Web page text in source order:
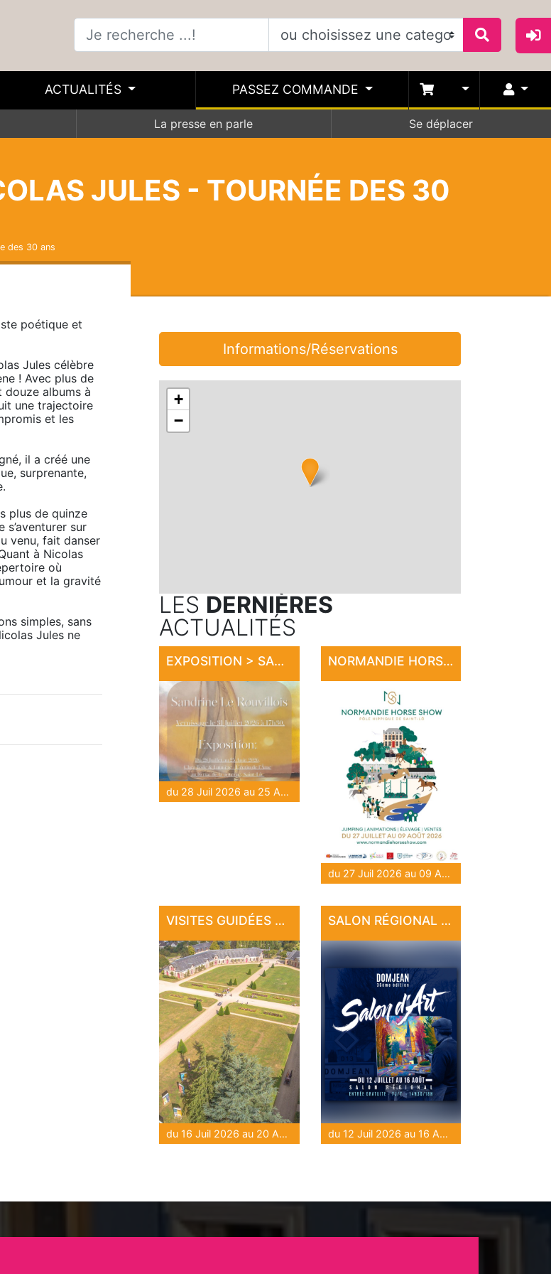
ACTUALITÉS PASSEZ COMMANDE
La presse en parle Se déplacer
JULES - TOURNÉE DES 30
des 30 ans
poétique et
Jules célèbre
! Avec plus de
albums à
une trajectoire
et les
il a créé une
surprenante,
plus de quinze
s’aventurer sur
venu, fait danser
à Nicolas
où
et la gravité
simples, sans
Jules ne
Informations/Réservations
+
−
LES DERNIÈRES
ACTUALITÉS
EXPOSITION > SANDRINE LE ROUVILLOIS
du 28 Juil 2026 au 25 Août 2026
NORMANDIE HORSE SHOW 2026
du 27 Juil 2026 au 09 Août 2026
VISITES GUIDÉES AU HARAS NATIONAL
du 16 Juil 2026 au 20 Août 2026
SALON RÉGIONAL D'ART DE DOMJEAN
du 12 Juil 2026 au 16 Août 2026